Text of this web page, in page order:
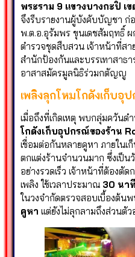
พระราม 9 แขวงบางกะปิ เ
จึงรีบรายงานผู้บังคับบัญชา ก่
พ.ต.อ.อุรัมพร ขุนเดชสัมฤทธิ์
ตำรวจชุดสืบสวน เจ้าหน้าที่สา
สำนักป้องกันและบรรเทาสาธ
อาสาสมัครมูลนิธิร่วมกตัญญู
เพลิงลุกโหมโกดังเก็บอุ
เมื่อถึงที่เกิดเหตุ พบกลุ่มควันด
โกดังเก็บอุปกรณ์ของร้าน
เชื่อมต่อกันหลายคูหา ภายในเ
ตกแต่งร้านจำนวนมาก ซึ่งเป็น
อย่างรวดเร็ว เจ้าหน้าที่ต้องตั
เพลิง ใช้เวลาประมาณ 30 นาที
ในวงจำกัดตรวจสอบเบื้องต้น
คูหา แต่ยังไม่ลุกลามถึงส่วนตั